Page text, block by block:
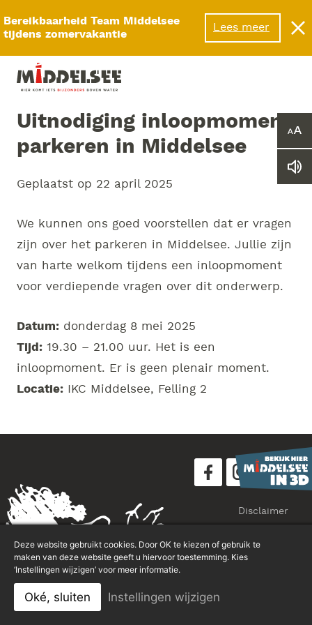
Bereikbaarheid Team Middelsee
tijdens zomervakantie
Lees meer
Menu
of
Uitnodiging inloopmoment
parkeren in Middelsee
Geplaatst op 22 april 2025
We kunnen ons goed voorstellen dat er vragen
zijn over het parkeren in Middelsee. Jullie zijn
van harte welkom tijdens een inloopmoment
voor verdiepende vragen over dit onderwerp.
Datum: donderdag 8 mei 2025
Tijd: 19.30 – 21.00 uur. Het is een
inloopmoment. Er is geen plenair moment.
Locatie: IKC Middelsee, Felling 2
Disclaimer
Deze website gebruikt cookies. Door OK te kiezen of gebruik te
maken van deze website geeft u hiervoor toestemming. Kies
‘Instellingen wijzigen’ voor meer informatie.
Oké, sluiten Instellingen wijzigen